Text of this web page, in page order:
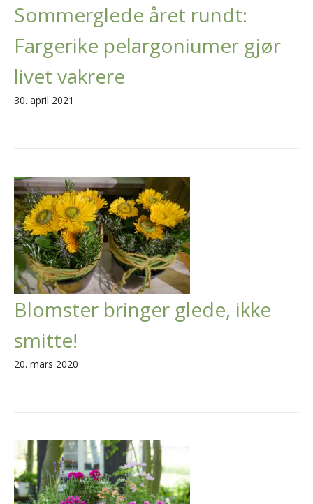
Sommerglede året rundt:
Fargerike pelargoniumer gjør
livet vakrere
30. april 2021
Blomster bringer glede, ikke
smitte!
20. mars 2020